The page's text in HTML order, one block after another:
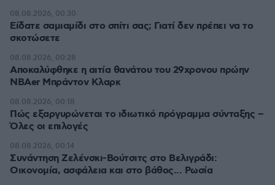
Είδατε σαμιαμίδι στο σπίτι σας; Γιατί δεν πρέπει να το
σκοτώσετε
08.08.2026, 00:30
Αποκαλύφθηκε η αιτία θανάτου του 29χρονου πρώην
NBAer Μπράντον Κλαρκ
08.08.2026, 00:28
Πώς εξαργυρώνεται το ιδιωτικό πρόγραμμα σύνταξης –
Όλες οι επιλογές
08.08.2026, 00:18
Συνάντηση Ζελένσκι-Βούτσιτς στο Βελιγράδι:
Οικονομία, ασφάλεια και στο βάθος... Ρωσία
08.08.2026, 00:14